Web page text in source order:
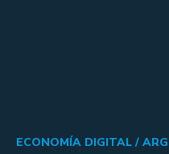
ECONOMÍA DIGITAL /